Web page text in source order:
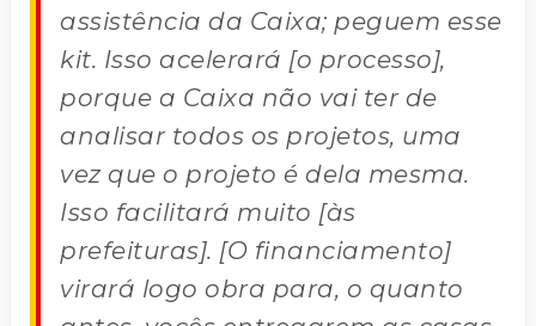
assistência da Caixa; peguem esse
kit. Isso acelerará [o processo],
porque a Caixa não vai ter de
analisar todos os projetos, uma
vez que o projeto é dela mesma.
Isso facilitará muito [às
prefeituras]. [O financiamento]
virará logo obra para, o quanto